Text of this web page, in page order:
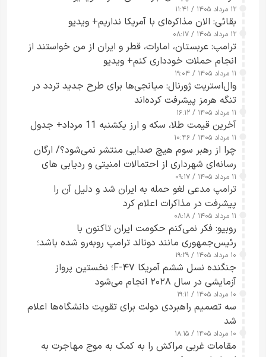
۱۲ مرداد ۱۴۰۵ / ۱۱:۴۱
بقائی: الان مذاکره‌ای با آمریکا نداریم+ ویدیو
۱۲ مرداد ۱۴۰۵ / ۰۸:۱۷
ترامپ: عربستان، امارات، قطر و ایران از من خواستند از
انجام حملات خودداری کنم+ ویدیو
۱۱ مرداد ۱۴۰۵ / ۱۹:۰۴
وال‌استریت ژورنال: میانجی‌ها برای طرح جدید تردد در
تنگه هرمز پیشرفت کرده‌اند
۱۱ مرداد ۱۴۰۵ / ۱۶:۱۲
آخرین قیمت طلا، سکه و ارز یکشنبه 11 مرداد+ جدول
۱۱ مرداد ۱۴۰۵ / ۱۰:۴۶
چرا از رهبر سوم هیچ صدایی منتشر نمی‌شود؟/ ارگان
رسانه‌ای شهرداری از احتمالات امنیتی و ردیابی های
جاسوسی گفت
۱۱ مرداد ۱۴۰۵ / ۰۹:۱۷
ترامپ مدعی لغو حمله به ایران شد و دلیل آن را
پیشرفت در مذاکرات اعلام کرد
۱۱ مرداد ۱۴۰۵ / ۰۸:۱۸
روبیو: فکر نمی‌کنم حکومت ایران تاکنون با
رئیس‌جمهوری مانند دونالد ترامپ روبه‌رو شده باشد؛
کسی که واقعاً دست به اقدام می‌زند
۱۰ مرداد ۱۴۰۵ / ۱۹:۲۹
جنگنده نسل ششم آمریکا F-۴۷؛ نخستین پرواز
آزمایشی در سال ۲۰۲۸ انجام می‌شود
۱۰ مرداد ۱۴۰۵ / ۱۹:۱۱
سه تصمیم راهبردی دولت برای تقویت دانشگاه‌ها اعلام
شد
۱۰ مرداد ۱۴۰۵ / ۱۸:۱۵
مقامات غربی مراکش را به کمک به موج مهاجرت به